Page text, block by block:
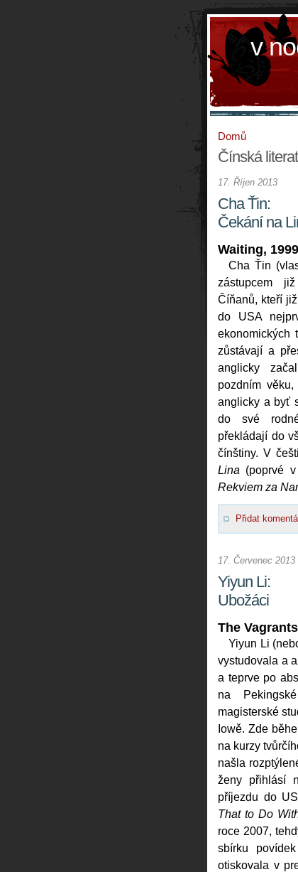
v
Domů
Čínská
17. Říjen 2013
Cha Ťin:
Čekání na
Waiting, 1999
Cha Ťin
zástupcem
Číňanů, kteří
do USA
ekonomických
zůstávají a
anglicky
pozdním
anglicky a byť
do své
překládají do
čínštiny. V
Lina (poprvé
Rekviem za
Přidat
17. Červenec 2013
Yiyun Li:
Ubožáci
The
Yiyun Li
vystudovala a
a teprve po
na
magisterské
Iowě. Zde
na kurzy
našla
ženy přihlásí
příjezdu do
That to Do
roce 2007,
sbírku povídek
otiskovala v